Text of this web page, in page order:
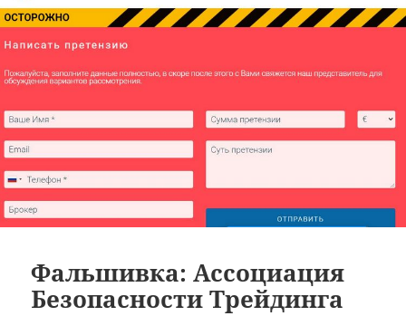
Фальшивка: Ассоциация
Безопасности Трейдинга